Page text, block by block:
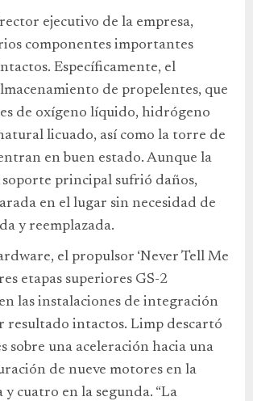
ejecutivo de la empresa,
componentes importantes
Específicamente, el
de propelentes, que
de oxígeno líquido, hidrógeno
licuado, así como la torre de
en buen estado. Aunque la
principal sufrió daños,
en el lugar sin necesidad de
y reemplazada.
el propulsor ‘Never Tell Me
etapas superiores GS-2
las instalaciones de integración
resultado intactos. Limp descartó
sobre una aceleración hacia una
de nueve motores en la
cuatro en la segunda. “La